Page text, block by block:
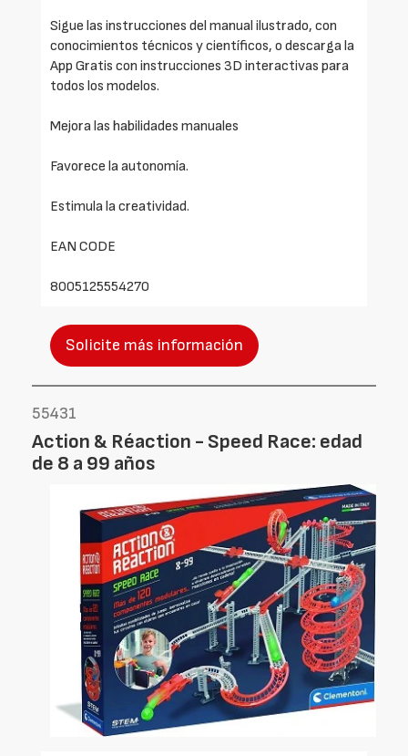
Sigue las instrucciones del manual ilustrado, con
conocimientos técnicos y científicos, o descarga la
App Gratis con instrucciones 3D interactivas para
todos los modelos.
Mejora las habilidades manuales
Favorece la autonomía.
Estimula la creatividad.
EAN CODE
8005125554270
Solicite más información
55431
Action & Réaction - Speed Race: edad
de 8 a 99 años